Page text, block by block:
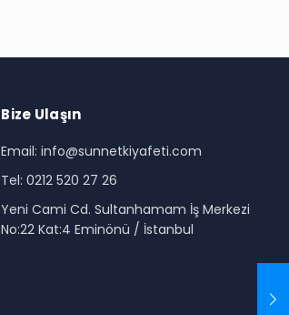
Bize Ulaşın
Email: info@sunnetkiyafeti.com
Tel: 0212 520 27 26
Yeni Cami Cd. Sultanhamam İş Merkezi
No:22 Kat:4 Eminönü / İstanbul